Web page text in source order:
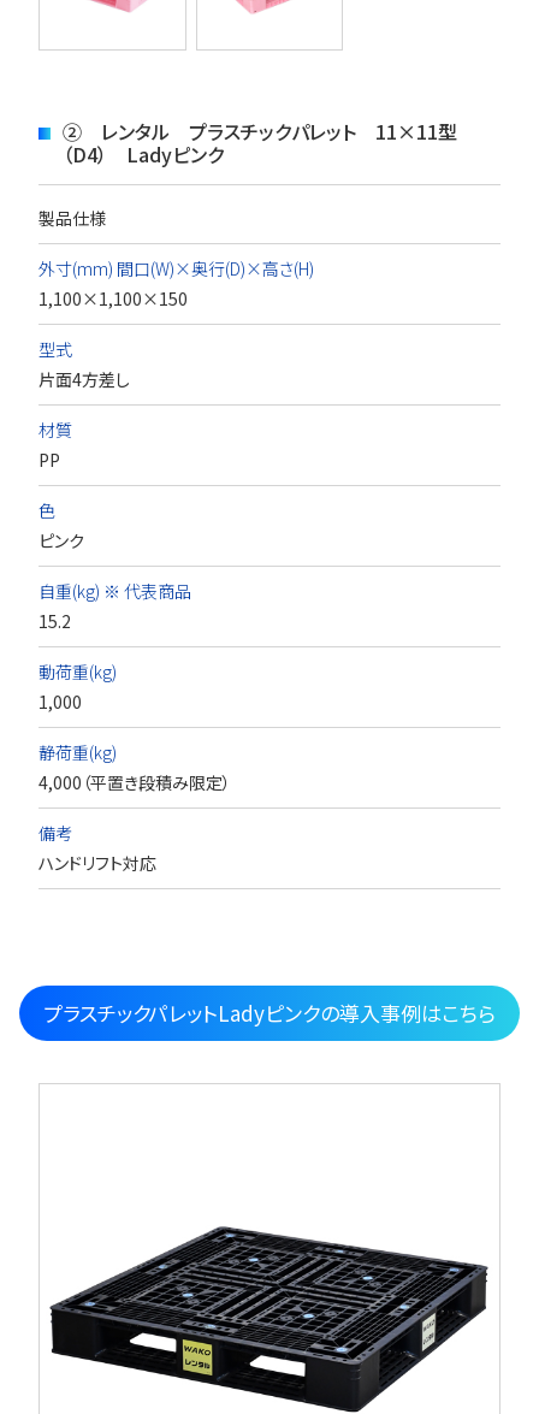
② レンタル プラスチックパレット 11×11型
（D4） Ladyピンク
製品仕様
外寸(mm) 間口(W)×奥行(D)×高さ(H)
1,100×1,100×150
型式
片面4方差し
材質
PP
色
ピンク
自重(kg) ※ 代表商品
15.2
動荷重(kg)
1,000
静荷重(kg)
4,000（平置き段積み限定）
備考
ハンドリフト対応
プラスチックパレットLadyピンクの導入事例はこちら